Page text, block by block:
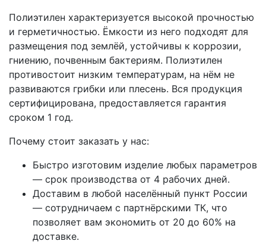
Полиэтилен характеризуется высокой прочностью
и герметичностью. Ёмкости из него подходят для
размещения под землёй, устойчивы к коррозии,
гниению, почвенным бактериям. Полиэтилен
противостоит низким температурам, на нём не
развиваются грибки или плесень. Вся продукция
сертифицирована, предоставляется гарантия
сроком 1 год.
Почему стоит заказать у нас:
Быстро изготовим изделие любых параметров
— срок производства от 4 рабочих дней.
Доставим в любой населённый пункт России
— сотрудничаем с партнёрскими ТК, что
позволяет вам экономить от 20 до 60% на
доставке.